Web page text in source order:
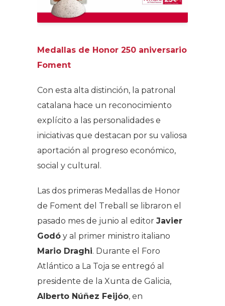
Medallas de Honor 250 aniversario
Foment
Con esta alta distinción, la patronal
catalana hace un reconocimiento
explícito a las personalidades e
iniciativas que destacan por su valiosa
aportación al progreso económico,
social y cultural.
Las dos primeras Medallas de Honor
de Foment del Treball se libraron el
pasado mes de junio al editor Javier
Godó y al primer ministro italiano
Mario Draghi. Durante el Foro
Atlántico a La Toja se entregó al
presidente de la Xunta de Galicia,
Alberto Núñez Feijóo, en